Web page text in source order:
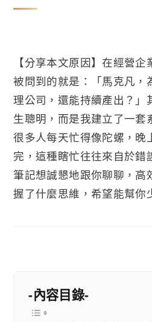
【分享本文原因】在經營
被問到的就是：「馬克凡，
理公司，還能持續產出？」
生聰明，而是我建立了一套
很多人每天忙得像陀螺，晚
完，這種瞎忙往往來自於錯
筆記想誠懇地跟你聊聊，高
握了什麼思維，希望能幫你
-內容目錄-